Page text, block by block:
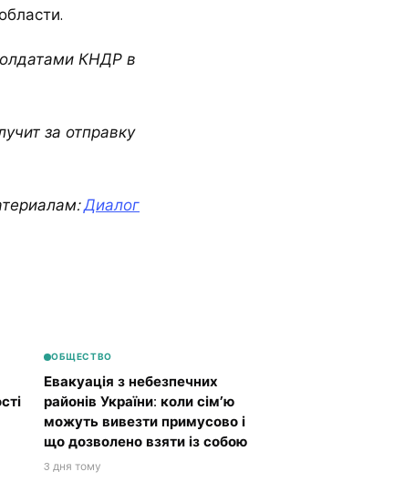
КНДР в
за отправку
Диалог
ОБЩЕСТВО
Евакуація з небезпечних
районів України: коли сім’ю
можуть вивезти примусово і
що дозволено взяти із собою
3 дня тому